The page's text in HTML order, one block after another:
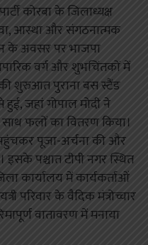
कोरबा के जिलाध्यक्ष
आस्था और संगठनात्मक
के अवसर पर भाजपा
वर्ग और शुभचिंतकों में
शुरुआत पुराना बस स्टैंड
जहां गोपाल मोदी ने
फलों का वितरण किया।
पूजा-अर्चना की और
इसके पश्चात टीपी नगर स्थित
कार्यालय में कार्यकर्ताओं
परिवार के वैदिक मंत्रोच्चार
वातावरण में मनाया